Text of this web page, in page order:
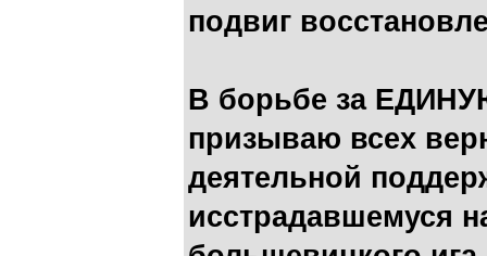
подвиг
В борьбе за
призываю всех
деятельной
исстрадавшемуся